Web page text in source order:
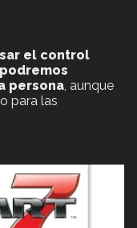
el control
podremos
persona, aunque
para las